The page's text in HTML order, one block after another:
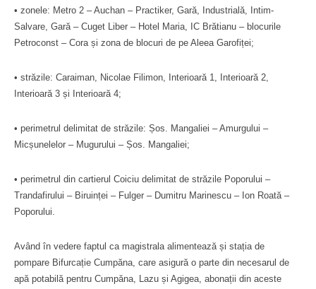
• zonele: Metro 2 – Auchan – Practiker, Gară, Industrială, Intim-
Salvare, Gară – Cuget Liber – Hotel Maria, IC Brătianu – blocurile
Petroconst – Cora și zona de blocuri de pe Aleea Garofiței;
• străzile: Caraiman, Nicolae Filimon, Interioară 1, Interioară 2,
Interioară 3 și Interioară 4;
• perimetrul delimitat de străzile: Șos. Mangaliei – Amurgului –
Micșunelelor – Mugurului – Șos. Mangaliei;
• perimetrul din cartierul Coiciu delimitat de străzile Poporului –
Trandafirului – Biruinței – Fulger – Dumitru Marinescu – Ion Roată –
Poporului.
Având în vedere faptul ca magistrala alimentează și stația de
pompare Bifurcație Cumpăna, care asigură o parte din necesarul de
apă potabilă pentru Cumpăna, Lazu și Agigea, abonații din aceste